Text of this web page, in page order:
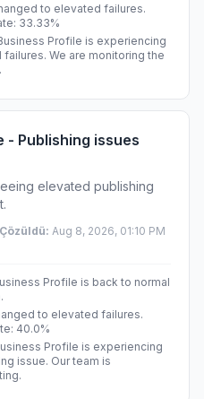
to elevated failures.
33.33%
Profile is experiencing
failures. We are monitoring the
- Publishing issues
elevated publishing
Çözüldü: Aug 8, 2026, 01:10 PM
Profile is back to normal
to elevated failures.
40.0%
Profile is experiencing
issue. Our team is